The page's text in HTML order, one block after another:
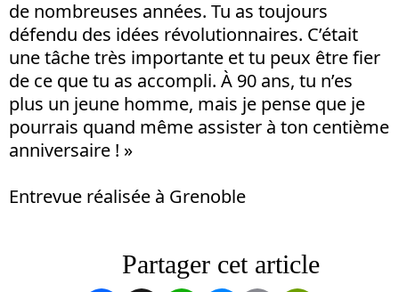
de nombreuses années. Tu as toujours
défendu des idées révolutionnaires. C’était
une tâche très importante et tu peux être fier
de ce que tu as accompli. À 90 ans, tu n’es
plus un jeune homme, mais je pense que je
pourrais quand même assister à ton centième
anniversaire ! »
Entrevue réalisée à Grenoble